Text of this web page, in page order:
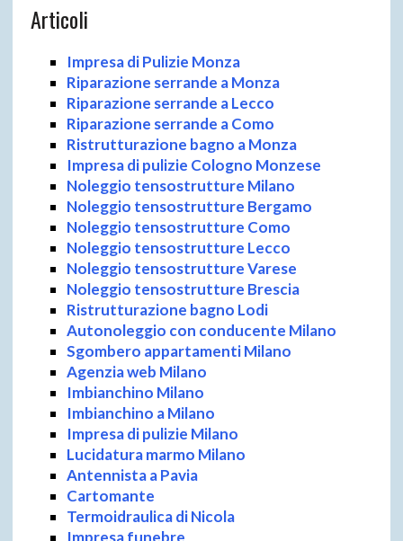
Articoli
Impresa di Pulizie Monza
Riparazione serrande a Monza
Riparazione serrande a Lecco
Riparazione serrande a Como
Ristrutturazione bagno a Monza
Impresa di pulizie Cologno Monzese
Noleggio tensostrutture Milano
Noleggio tensostrutture Bergamo
Noleggio tensostrutture Como
Noleggio tensostrutture Lecco
Noleggio tensostrutture Varese
Noleggio tensostrutture Brescia
Ristrutturazione bagno Lodi
Autonoleggio con conducente Milano
Sgombero appartamenti Milano
Agenzia web Milano
Imbianchino Milano
Imbianchino a Milano
Impresa di pulizie Milano
Lucidatura marmo Milano
Antennista a Pavia
Cartomante
Termoidraulica di Nicola
Impresa funebre